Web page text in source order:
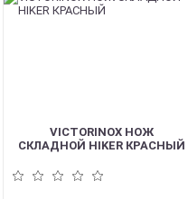
VICTORINOX НОЖ
СКЛАДНОЙ HIKER КРАСНЫЙ